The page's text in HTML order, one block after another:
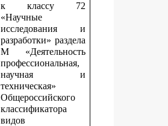
к классу 72
«Научные
исследования и
разработки» раздела
М «Деятельность
профессиональная,
научная и
техническая»
Общероссийского
классификатора
видов